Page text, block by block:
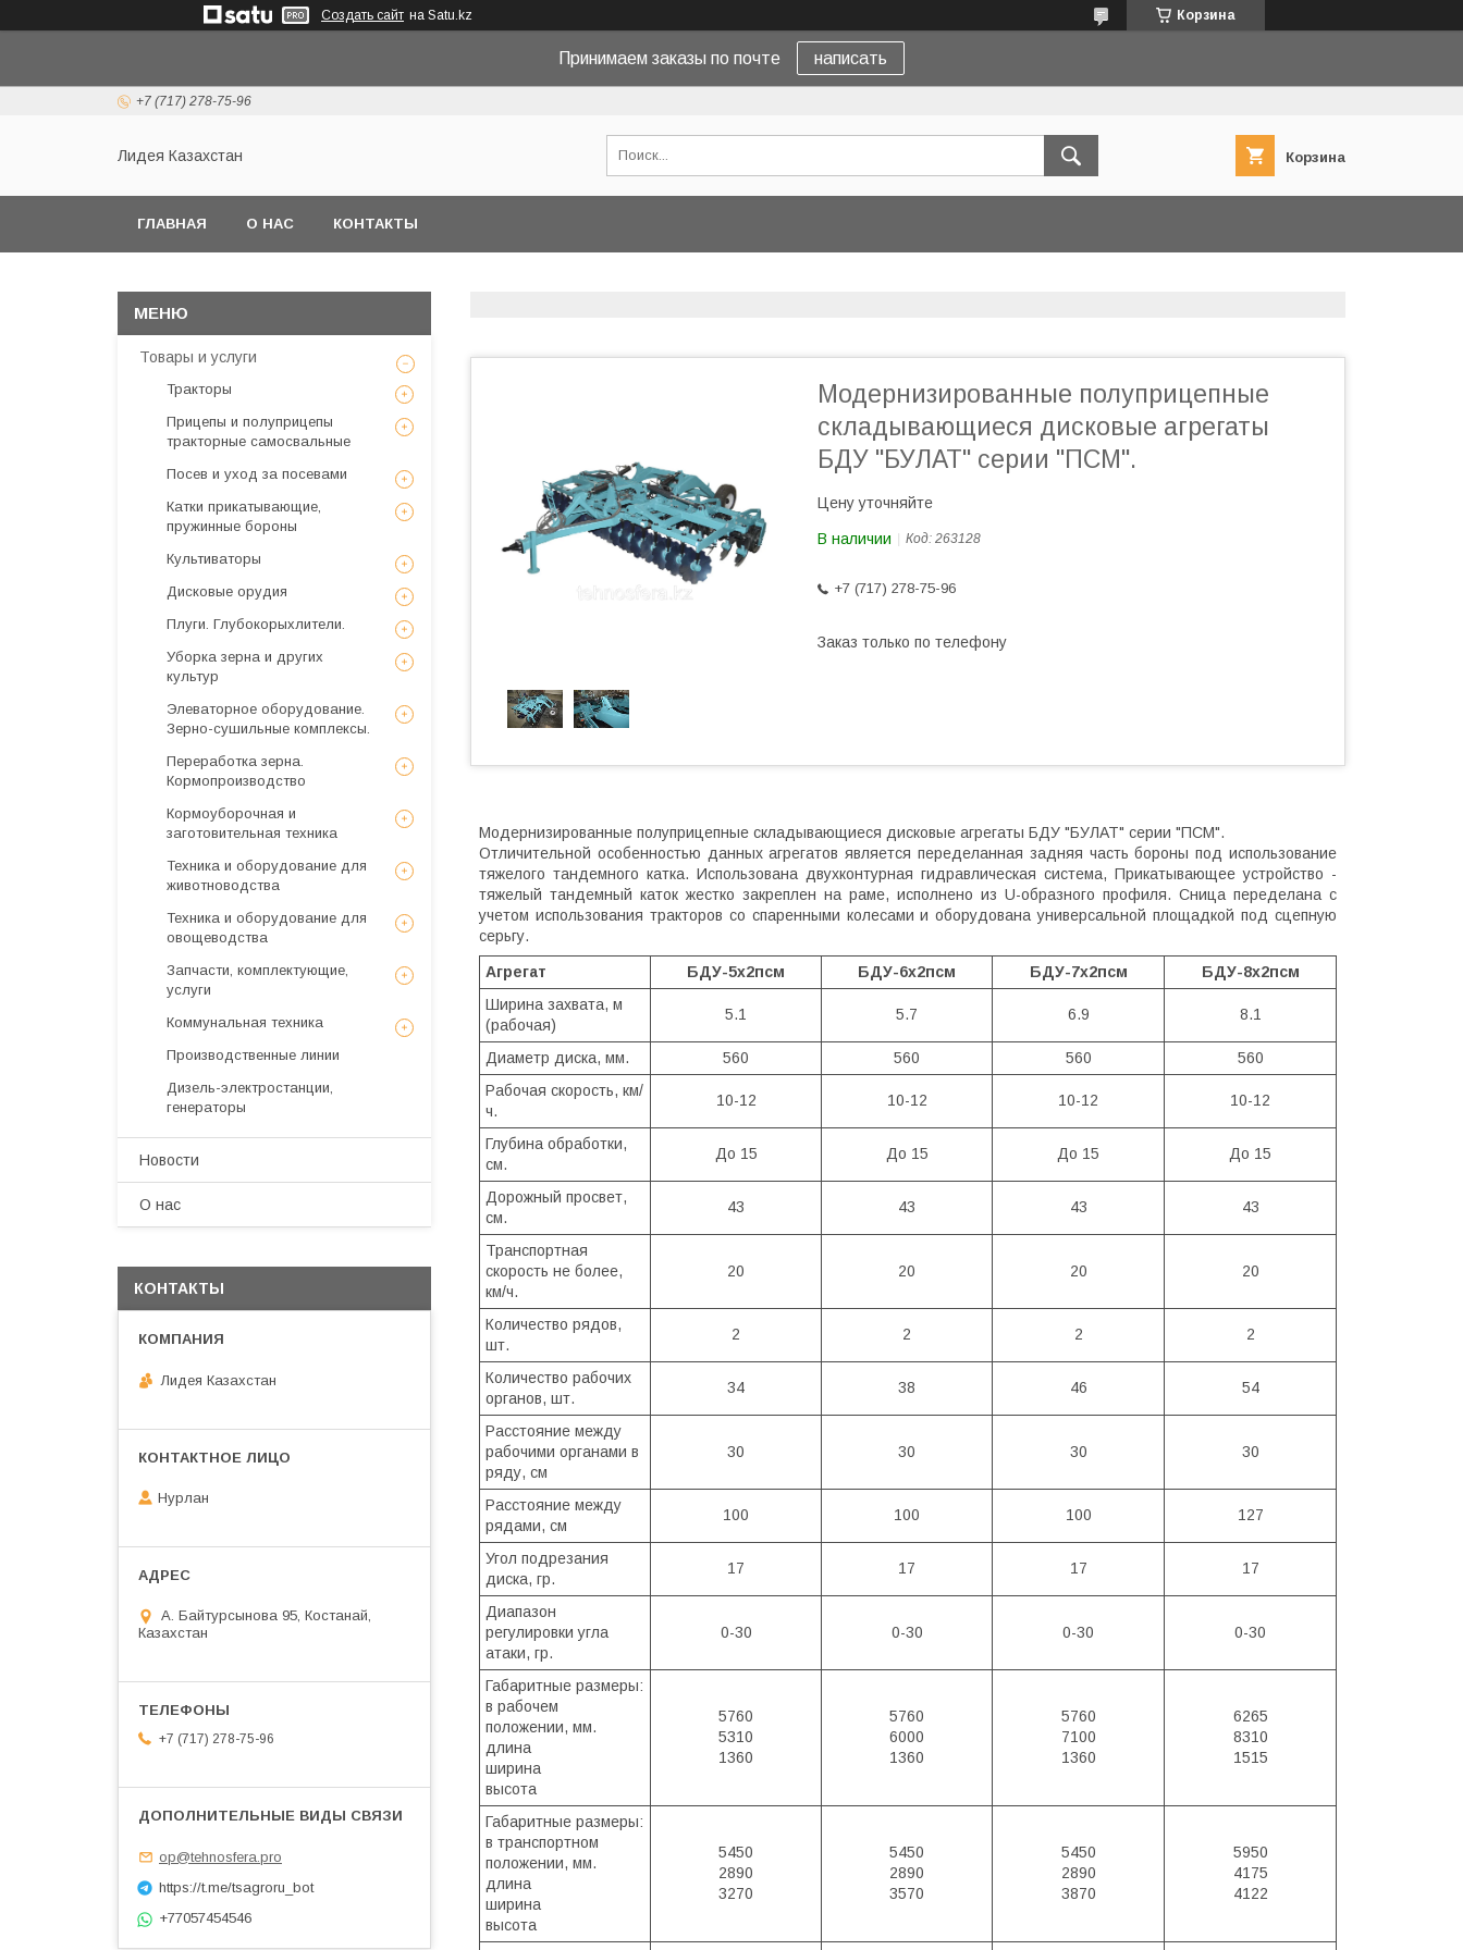
Создать сайт на Satu.kz Корзина
Принимаем заказы по почте написать
+7 (717) 278-75-96
Лидея Казахстан Корзина
ГЛАВНАЯ О НАС КОНТАКТЫ
Модернизированные полуприцепные
складывающиеся дисковые агрегаты
БДУ "БУЛАТ" серии "ПСМ".
Цену уточняйте
В наличии Код: 263128
+7 (717) 278-75-96
Заказ только по телефону
Модернизированные полуприцепные складывающиеся дисковые агрегаты БДУ "БУЛАТ" серии "ПСМ".
Отличительной особенностью данных агрегатов является переделанная задняя часть бороны под использование
тяжелого тандемного катка. Использована двухконтурная гидравлическая система, Прикатывающее устройство -
тяжелый тандемный каток жестко закреплен на раме, исполнено из U-образного профиля. Сница переделана с
учетом использования тракторов со спаренными колесами и оборудована универсальной площадкой под сцепную
серьгу.
Агрегат БДУ-5х2псм БДУ-6х2псм БДУ-7х2псм
БДУ-8х2псм
Ширина захвата, м
(рабочая)
5.1 5.7 6.9 8.1
Диаметр диска, мм. 560 560 560
560
Рабочая скорость, км/
ч.
10-12 10-12 10-12 10-12
Глубина обработки,
см.
До 15 До 15 До 15 До 15
Дорожный просвет,
см.
43 43 43 43
Транспортная
скорость не более,
км/ч.
20 20 20 20
Количество рядов,
шт.
2 2 2 2
Количество рабочих
органов, шт.
34 38 46 54
Расстояние между
рабочими органами в
ряду, см
30 30 30 30
Расстояние между
рядами, см
100 100 100 127
Угол подрезания
диска, гр.
17 17 17 17
Диапазон
регулировки угла
атаки, гр.
0-30 0-30 0-30 0-30
Габаритные размеры:
в рабочем
положении, мм.
длина
ширина
высота
5760
5310
1360
5760
6000
1360
5760
7100
1360
6265
8310
1515
Габаритные размеры:
в транспортном
положении, мм.
длина
ширина
высота
5450
2890
3270
5450
2890
3570
5450
2890
3870
5950
4175
4122
Товары и услуги
Тракторы
Прицепы и полуприцепы
тракторные самосвальные
Посев и уход за посевами
Катки прикатывающие,
пружинные бороны
Культиваторы
Дисковые орудия
Плуги. Глубокорыхлители.
Уборка зерна и других
культур
Элеваторное оборудование.
Зерно-сушильные комплексы.
Переработка зерна.
Кормопроизводство
Кормоуборочная и
заготовительная техника
Техника и оборудование для
животноводства
Техника и оборудование для
овощеводства
Запчасти, комплектующие,
услуги
Коммунальная техника
Производственные линии
Дизель-электростанции,
генераторы
Новости
О нас
КОНТАКТЫ
Лидея Казахстан
Нурлан
А. Байтурсынова 95, Костанай,
Казахстан
+7 (717) 278-75-96
op@tehnosfera.pro
https://t.me/tsagroru_bot
+77057454546